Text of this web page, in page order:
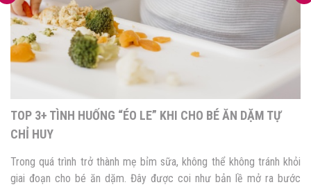
EM BÉ TẬP ĂN CƠM NHƯ NÀO LÀ ĐÚNG CÁCH? NẰM
LÒNG 3 BƯỚC DỄ DÀNG
Sau 6 tháng bú sữa, mẹ bắt đầu bước vào giai đoạn cho bé ăn
dặm với cháo, súp,… Đến 19 tháng tuổi, khi bé có 16 chiếc răng